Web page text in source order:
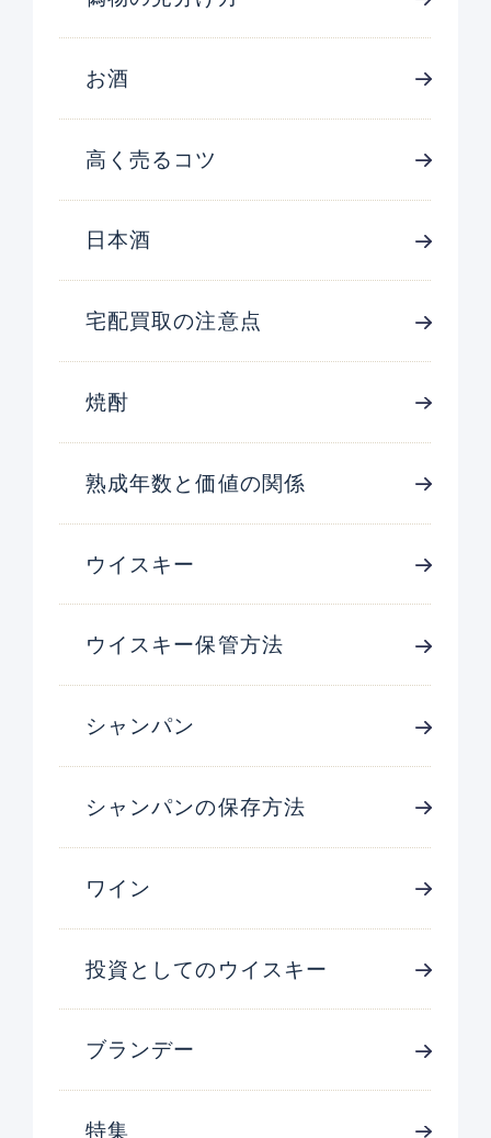
お酒
高く売るコツ
日本酒
宅配買取の注意点
焼酎
熟成年数と価値の関係
ウイスキー
ウイスキー保管方法
シャンパン
シャンパンの保存方法
ワイン
投資としてのウイスキー
ブランデー
特集